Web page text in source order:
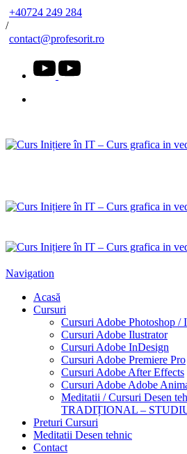
+40724 249 284
/
contact@profesorit.ro
Navigation
Acasă
Cursuri
Cursuri Adobe Photoshop /
Cursuri Adobe Ilustrator
Cursuri Adobe InDesign
Cursuri Adobe Premiere Pro
Cursuri Adobe After Effects
Cursuri Adobe Adobe
Meditatii / Cursuri Desen
TRADIȚIONAL –
Preturi Cursuri
Meditatii Desen tehnic
Contact